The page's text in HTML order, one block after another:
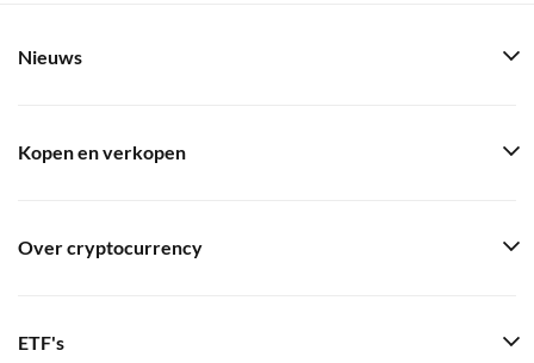
Nieuws
Kopen en verkopen
Over cryptocurrency
ETF's